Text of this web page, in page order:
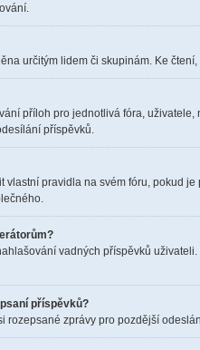
určitým lidem či skupinám. Ke
příloh pro jednotlivá fóra,
příspěvků.
vlastní pravidla na svém fóru, pokud
vadných příspěvků
příspěvků?
rozepsané zprávy pro pozdější